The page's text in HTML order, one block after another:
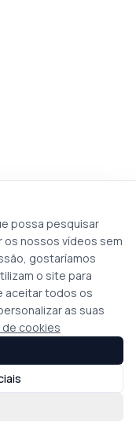
possa pesquisar
nossos vídeos sem
gostaríamos
o site para
aceitar todos os
as suas
de cookies